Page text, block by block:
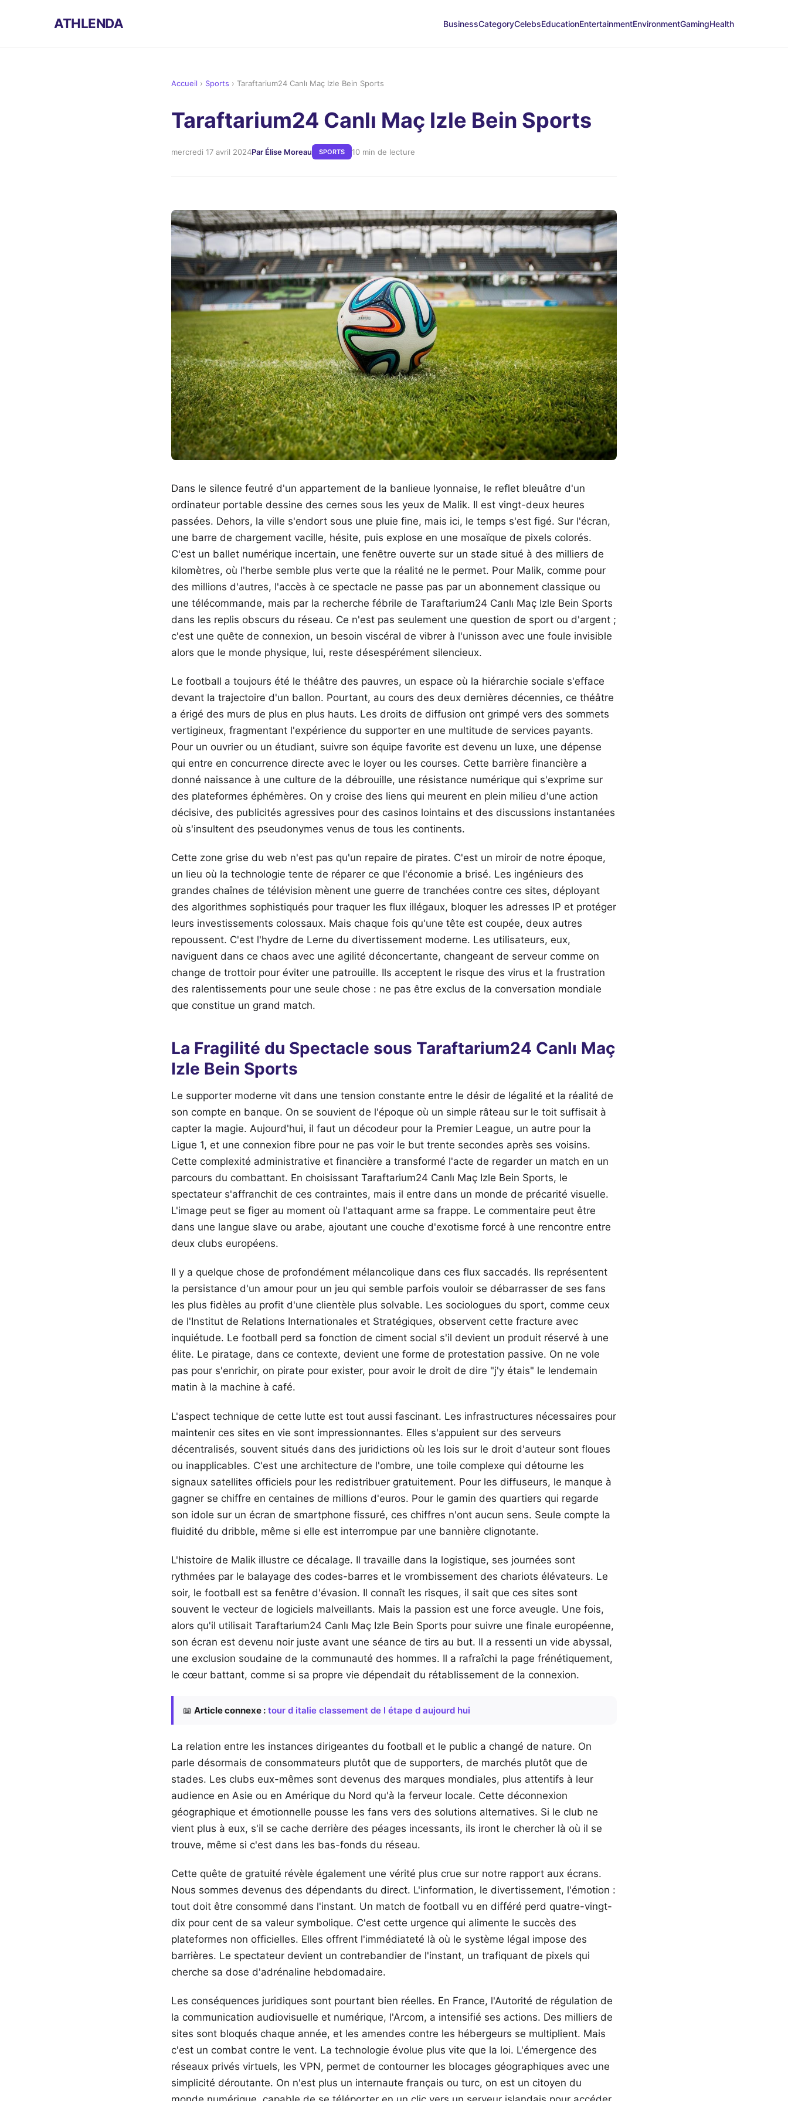
ATHLENDA BusinessCategoryCelebsEducationEntertainmentEnvironmentGamingHealth
Accueil › Sports › Taraftarium24 Canlı Maç Izle Bein Sports
Taraftarium24 Canlı Maç Izle Bein Sports
mercredi 17 avril 2024Par Élise Moreau SPORTS 10 min de lecture
Dans le silence feutré d'un appartement de la banlieue lyonnaise, le reflet bleuâtre d'un
ordinateur portable dessine des cernes sous les yeux de Malik. Il est vingt-deux heures
passées. Dehors, la ville s'endort sous une pluie fine, mais ici, le temps s'est figé. Sur l'écran,
une barre de chargement vacille, hésite, puis explose en une mosaïque de pixels colorés.
C'est un ballet numérique incertain, une fenêtre ouverte sur un stade situé à des milliers de
kilomètres, où l'herbe semble plus verte que la réalité ne le permet. Pour Malik, comme pour
des millions d'autres, l'accès à ce spectacle ne passe pas par un abonnement classique ou
une télécommande, mais par la recherche fébrile de Taraftarium24 Canlı Maç Izle Bein Sports
dans les replis obscurs du réseau. Ce n'est pas seulement une question de sport ou d'argent ;
c'est une quête de connexion, un besoin viscéral de vibrer à l'unisson avec une foule invisible
alors que le monde physique, lui, reste désespérément silencieux.
Le football a toujours été le théâtre des pauvres, un espace où la hiérarchie sociale s'efface
devant la trajectoire d'un ballon. Pourtant, au cours des deux dernières décennies, ce théâtre
a érigé des murs de plus en plus hauts. Les droits de diffusion ont grimpé vers des sommets
vertigineux, fragmentant l'expérience du supporter en une multitude de services payants.
Pour un ouvrier ou un étudiant, suivre son équipe favorite est devenu un luxe, une dépense
qui entre en concurrence directe avec le loyer ou les courses. Cette barrière financière a
donné naissance à une culture de la débrouille, une résistance numérique qui s'exprime sur
des plateformes éphémères. On y croise des liens qui meurent en plein milieu d'une action
décisive, des publicités agressives pour des casinos lointains et des discussions instantanées
où s'insultent des pseudonymes venus de tous les continents.
Cette zone grise du web n'est pas qu'un repaire de pirates. C'est un miroir de notre époque,
un lieu où la technologie tente de réparer ce que l'économie a brisé. Les ingénieurs des
grandes chaînes de télévision mènent une guerre de tranchées contre ces sites, déployant
des algorithmes sophistiqués pour traquer les flux illégaux, bloquer les adresses IP et protéger
leurs investissements colossaux. Mais chaque fois qu'une tête est coupée, deux autres
repoussent. C'est l'hydre de Lerne du divertissement moderne. Les utilisateurs, eux,
naviguent dans ce chaos avec une agilité déconcertante, changeant de serveur comme on
change de trottoir pour éviter une patrouille. Ils acceptent le risque des virus et la frustration
des ralentissements pour une seule chose : ne pas être exclus de la conversation mondiale
que constitue un grand match.
La Fragilité du Spectacle sous Taraftarium24 Canlı Maç
Izle Bein Sports
Le supporter moderne vit dans une tension constante entre le désir de légalité et la réalité de
son compte en banque. On se souvient de l'époque où un simple râteau sur le toit suffisait à
capter la magie. Aujourd'hui, il faut un décodeur pour la Premier League, un autre pour la
Ligue 1, et une connexion fibre pour ne pas voir le but trente secondes après ses voisins.
Cette complexité administrative et financière a transformé l'acte de regarder un match en un
parcours du combattant. En choisissant Taraftarium24 Canlı Maç Izle Bein Sports, le
spectateur s'affranchit de ces contraintes, mais il entre dans un monde de précarité visuelle.
L'image peut se figer au moment où l'attaquant arme sa frappe. Le commentaire peut être
dans une langue slave ou arabe, ajoutant une couche d'exotisme forcé à une rencontre entre
deux clubs européens.
Il y a quelque chose de profondément mélancolique dans ces flux saccadés. Ils représentent
la persistance d'un amour pour un jeu qui semble parfois vouloir se débarrasser de ses fans
les plus fidèles au profit d'une clientèle plus solvable. Les sociologues du sport, comme ceux
de l'Institut de Relations Internationales et Stratégiques, observent cette fracture avec
inquiétude. Le football perd sa fonction de ciment social s'il devient un produit réservé à une
élite. Le piratage, dans ce contexte, devient une forme de protestation passive. On ne vole
pas pour s'enrichir, on pirate pour exister, pour avoir le droit de dire "j'y étais" le lendemain
matin à la machine à café.
L'aspect technique de cette lutte est tout aussi fascinant. Les infrastructures nécessaires pour
maintenir ces sites en vie sont impressionnantes. Elles s'appuient sur des serveurs
décentralisés, souvent situés dans des juridictions où les lois sur le droit d'auteur sont floues
ou inapplicables. C'est une architecture de l'ombre, une toile complexe qui détourne les
signaux satellites officiels pour les redistribuer gratuitement. Pour les diffuseurs, le manque à
gagner se chiffre en centaines de millions d'euros. Pour le gamin des quartiers qui regarde
son idole sur un écran de smartphone fissuré, ces chiffres n'ont aucun sens. Seule compte la
fluidité du dribble, même si elle est interrompue par une bannière clignotante.
L'histoire de Malik illustre ce décalage. Il travaille dans la logistique, ses journées sont
rythmées par le balayage des codes-barres et le vrombissement des chariots élévateurs. Le
soir, le football est sa fenêtre d'évasion. Il connaît les risques, il sait que ces sites sont
souvent le vecteur de logiciels malveillants. Mais la passion est une force aveugle. Une fois,
alors qu'il utilisait Taraftarium24 Canlı Maç Izle Bein Sports pour suivre une finale européenne,
son écran est devenu noir juste avant une séance de tirs au but. Il a ressenti un vide abyssal,
une exclusion soudaine de la communauté des hommes. Il a rafraîchi la page frénétiquement,
le cœur battant, comme si sa propre vie dépendait du rétablissement de la connexion.
📖 Article connexe : tour d italie classement de l étape d aujourd hui
La relation entre les instances dirigeantes du football et le public a changé de nature. On
parle désormais de consommateurs plutôt que de supporters, de marchés plutôt que de
stades. Les clubs eux-mêmes sont devenus des marques mondiales, plus attentifs à leur
audience en Asie ou en Amérique du Nord qu'à la ferveur locale. Cette déconnexion
géographique et émotionnelle pousse les fans vers des solutions alternatives. Si le club ne
vient plus à eux, s'il se cache derrière des péages incessants, ils iront le chercher là où il se
trouve, même si c'est dans les bas-fonds du réseau.
Cette quête de gratuité révèle également une vérité plus crue sur notre rapport aux écrans.
Nous sommes devenus des dépendants du direct. L'information, le divertissement, l'émotion :
tout doit être consommé dans l'instant. Un match de football vu en différé perd quatre-vingt-
dix pour cent de sa valeur symbolique. C'est cette urgence qui alimente le succès des
plateformes non officielles. Elles offrent l'immédiateté là où le système légal impose des
barrières. Le spectateur devient un contrebandier de l'instant, un trafiquant de pixels qui
cherche sa dose d'adrénaline hebdomadaire.
Les conséquences juridiques sont pourtant bien réelles. En France, l'Autorité de régulation de
la communication audiovisuelle et numérique, l'Arcom, a intensifié ses actions. Des milliers de
sites sont bloqués chaque année, et les amendes contre les hébergeurs se multiplient. Mais
c'est un combat contre le vent. La technologie évolue plus vite que la loi. L'émergence des
réseaux privés virtuels, les VPN, permet de contourner les blocages géographiques avec une
simplicité déroutante. On n'est plus un internaute français ou turc, on est un citoyen du